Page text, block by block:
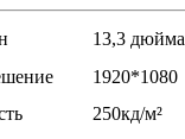
13,3 дюйма
1920*1080
250кд/м²